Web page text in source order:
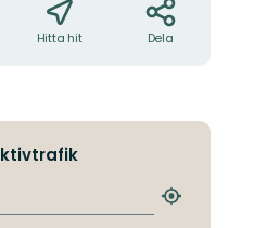
Hitta hit Dela
Hitta